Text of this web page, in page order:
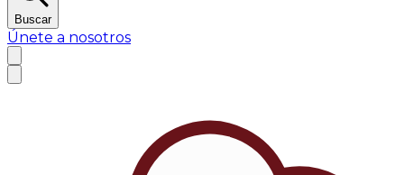
Buscar
Únete a nosotros